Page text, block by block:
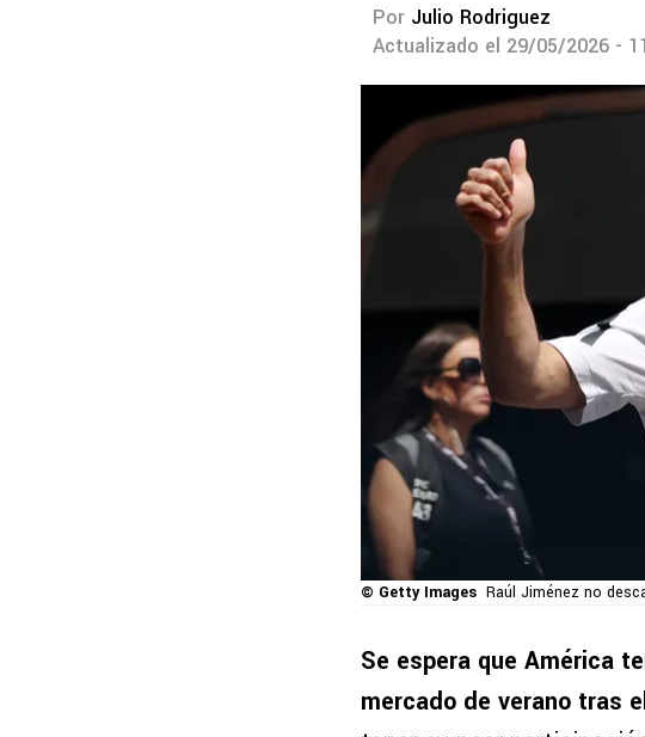
Por Julio Rodriguez
Actualizado el 29/05/2026 -
© Getty Images Raúl Jiménez no
Se espera que América
mercado de verano tras